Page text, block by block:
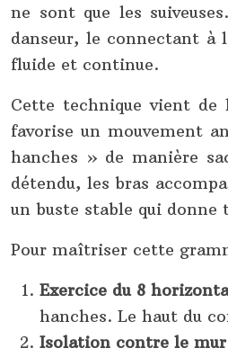
ne sont que les
danseur, le connectant à
fluide et continue.
Cette technique vient de
favorise un mouvement
hanches » de manière
détendu, les bras
un buste stable qui donne
Pour maîtriser cette
Exercice du 8
hanches. Le haut du
Isolation contre le